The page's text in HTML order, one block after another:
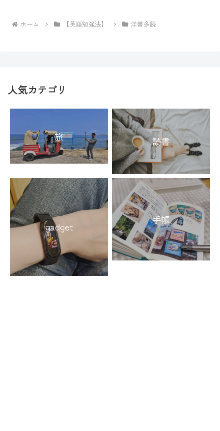
ホーム 【英語勉強法】 洋書多読
人気カテゴリ
旅 読書
gadget
手帳